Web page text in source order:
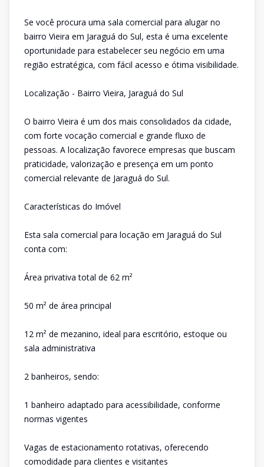
Se você procura uma sala comercial para alugar no
bairro Vieira em Jaraguá do Sul, esta é uma excelente
oportunidade para estabelecer seu negócio em uma
região estratégica, com fácil acesso e ótima visibilidade.
Localização - Bairro Vieira, Jaraguá do Sul
O bairro Vieira é um dos mais consolidados da cidade,
com forte vocação comercial e grande fluxo de
pessoas. A localização favorece empresas que buscam
praticidade, valorização e presença em um ponto
comercial relevante de Jaraguá do Sul.
Características do Imóvel
Esta sala comercial para locação em Jaraguá do Sul
conta com:
Área privativa total de 62 m²
50 m² de área principal
12 m² de mezanino, ideal para escritório, estoque ou
sala administrativa
2 banheiros, sendo:
1 banheiro adaptado para acessibilidade, conforme
normas vigentes
Vagas de estacionamento rotativas, oferecendo
comodidade para clientes e visitantes